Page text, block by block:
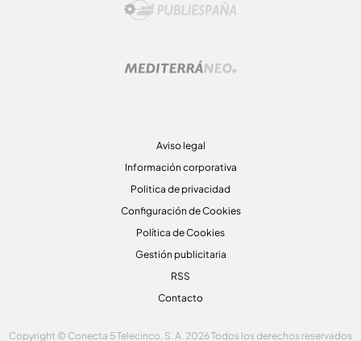
Aviso legal
Información corporativa
Politica de privacidad
Configuración de Cookies
Política de Cookies
Gestión publicitaria
RSS
Contacto
Copyright © Conecta 5 Telecinco, S. A. 2026 Todos los derechos reservados